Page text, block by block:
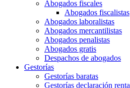
Abogados fiscales
Abogados fiscalistas
Abogados laboralistas
Abogados mercantilistas
Abogados penalistas
Abogados gratis
Despachos de abogados
Gestorías
Gestorías baratas
Gestorías declaración renta